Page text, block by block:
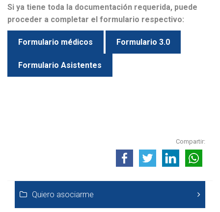
Si ya tiene toda la documentación requerida, puede
proceder a completar el formulario respectivo:
Formulario médicos Formulario 3.0
Formulario Asistentes
Compartir:
Quiero asociarme